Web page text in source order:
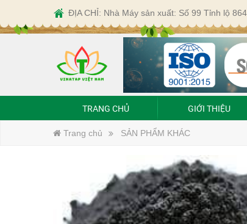
ĐỊA CHỈ: Nhà Máy sản xuất: Số 99 Tỉnh lộ
TRANG CHỦ GIỚI THIỆU
Trang chủ SẢN PHẨM KHÁC